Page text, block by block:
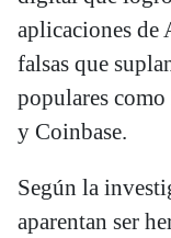
aplicaciones de
falsas que
populares
y Coinbase.
Según la
aparentan ser